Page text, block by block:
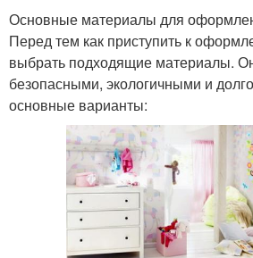
Основные материалы для
Перед тем как приступить к
выбрать подходящие материалы.
безопасными, экологичными и
основные варианты: